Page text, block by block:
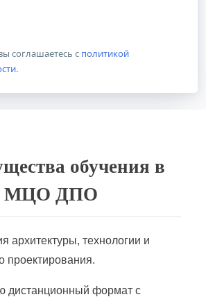
соглашаетесь с политикой
.
обучения в
МЦО ДПО
архитектуры, технологии и
проектирования.
дистанционный формат с